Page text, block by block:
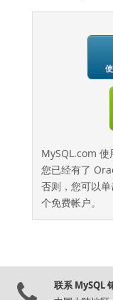
开发人员专区
MySQL.com 使
您已经有了
否则，您可以
个免费帐户。
联系 MySQL